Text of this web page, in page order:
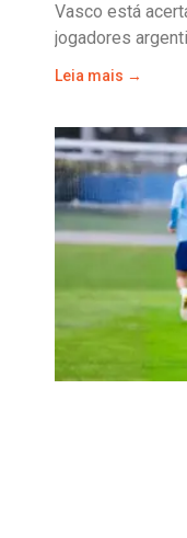
Vasco está
jogadores
Leia mais →